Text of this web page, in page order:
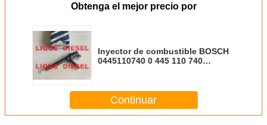
Obtenga el mejor precio por
Inyector de combustible BOSCH
0445110740 0 445 110 740
Continuar